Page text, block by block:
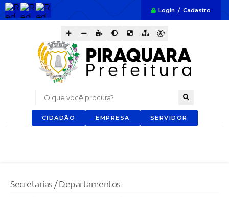
Login / Cadastro
O que você procura?
CIDADÃO EMPRESA SERVIDOR
Secretarias / Departamentos